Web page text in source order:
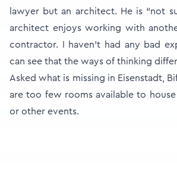
lawyer but an architect. He is “not
architect enjoys working with
contractor. I haven’t had any bad
can see that the ways of thinking
Asked what is missing in Eisenstadt,
are too few rooms available to
or other events.